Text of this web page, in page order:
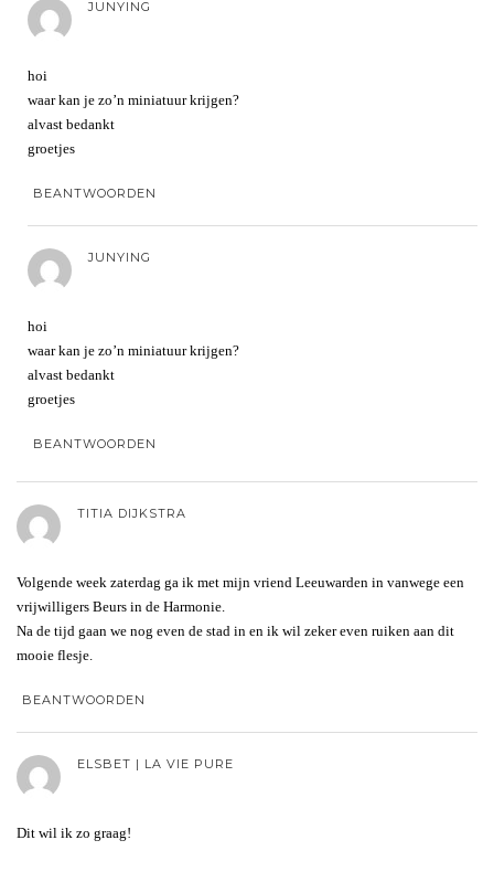
JUNYING
hoi
waar kan je zo’n miniatuur krijgen?
alvast bedankt
groetjes
BEANTWOORDEN
JUNYING
hoi
waar kan je zo’n miniatuur krijgen?
alvast bedankt
groetjes
BEANTWOORDEN
TITIA DIJKSTRA
Volgende week zaterdag ga ik met mijn vriend Leeuwarden in vanwege een
vrijwilligers Beurs in de Harmonie.
Na de tijd gaan we nog even de stad in en ik wil zeker even ruiken aan dit
mooie flesje.
BEANTWOORDEN
ELSBET | LA VIE PURE
Dit wil ik zo graag!